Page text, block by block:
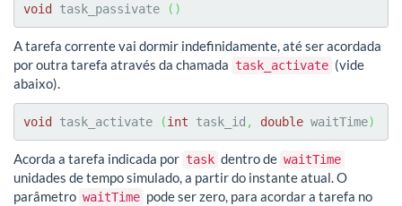
void task_passivate ( )
A tarefa corrente vai dormir indefinidamente, até ser acordada
por outra tarefa através da chamada task_activate (vide
abaixo).
void task_activate (int task_id , double waitTime)
Acorda a tarefa indicada por task dentro de waitTime
unidades de tempo simulado, a partir do instante atual. O
parâmetro waitTime pode ser zero, para acordar a tarefa no